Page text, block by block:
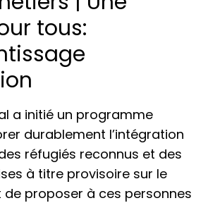
tous:
a initié un programme
durablement l’intégration
réfugiés reconnus et des
à titre provisoire sur le
de proposer à ces personnes